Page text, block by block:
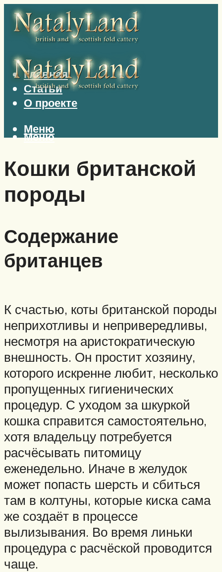
Главная
Статьи
О проекте
Меню
Меню
Кошки британской
породы
Содержание
британцев
К счастью, коты британской породы
неприхотливы и непривередливы,
несмотря на аристократическую
внешность. Он простит хозяину,
которого искренне любит, несколько
пропущенных гигиенических
процедур. С уходом за шкуркой
кошка справится самостоятельно,
хотя владельцу потребуется
расчёсывать питомицу
еженедельно. Иначе в желудок
может попасть шерсть и сбиться
там в колтуны, которые киска сама
же создаёт в процессе
вылизывания. Во время линьки
процедура с расчёской проводится
чаще.